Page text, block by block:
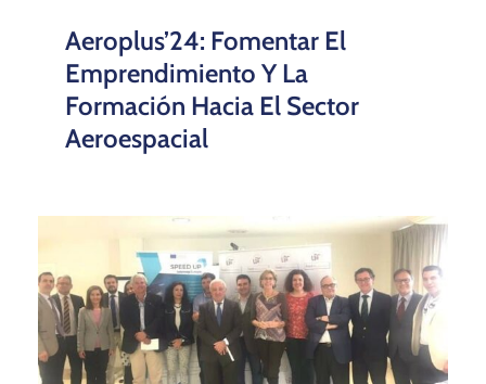
Aeroplus’24: Fomentar El
Emprendimiento Y La
Formación Hacia El Sector
Aeroespacial